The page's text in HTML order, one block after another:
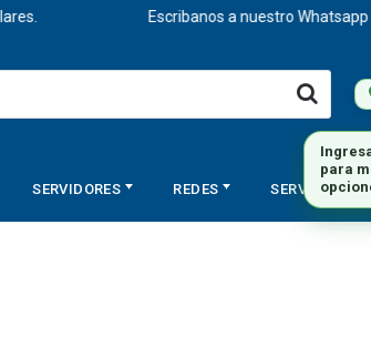
Escribanos a nuestro Whatsapp
SERVIDORES REDES SERVICIOS